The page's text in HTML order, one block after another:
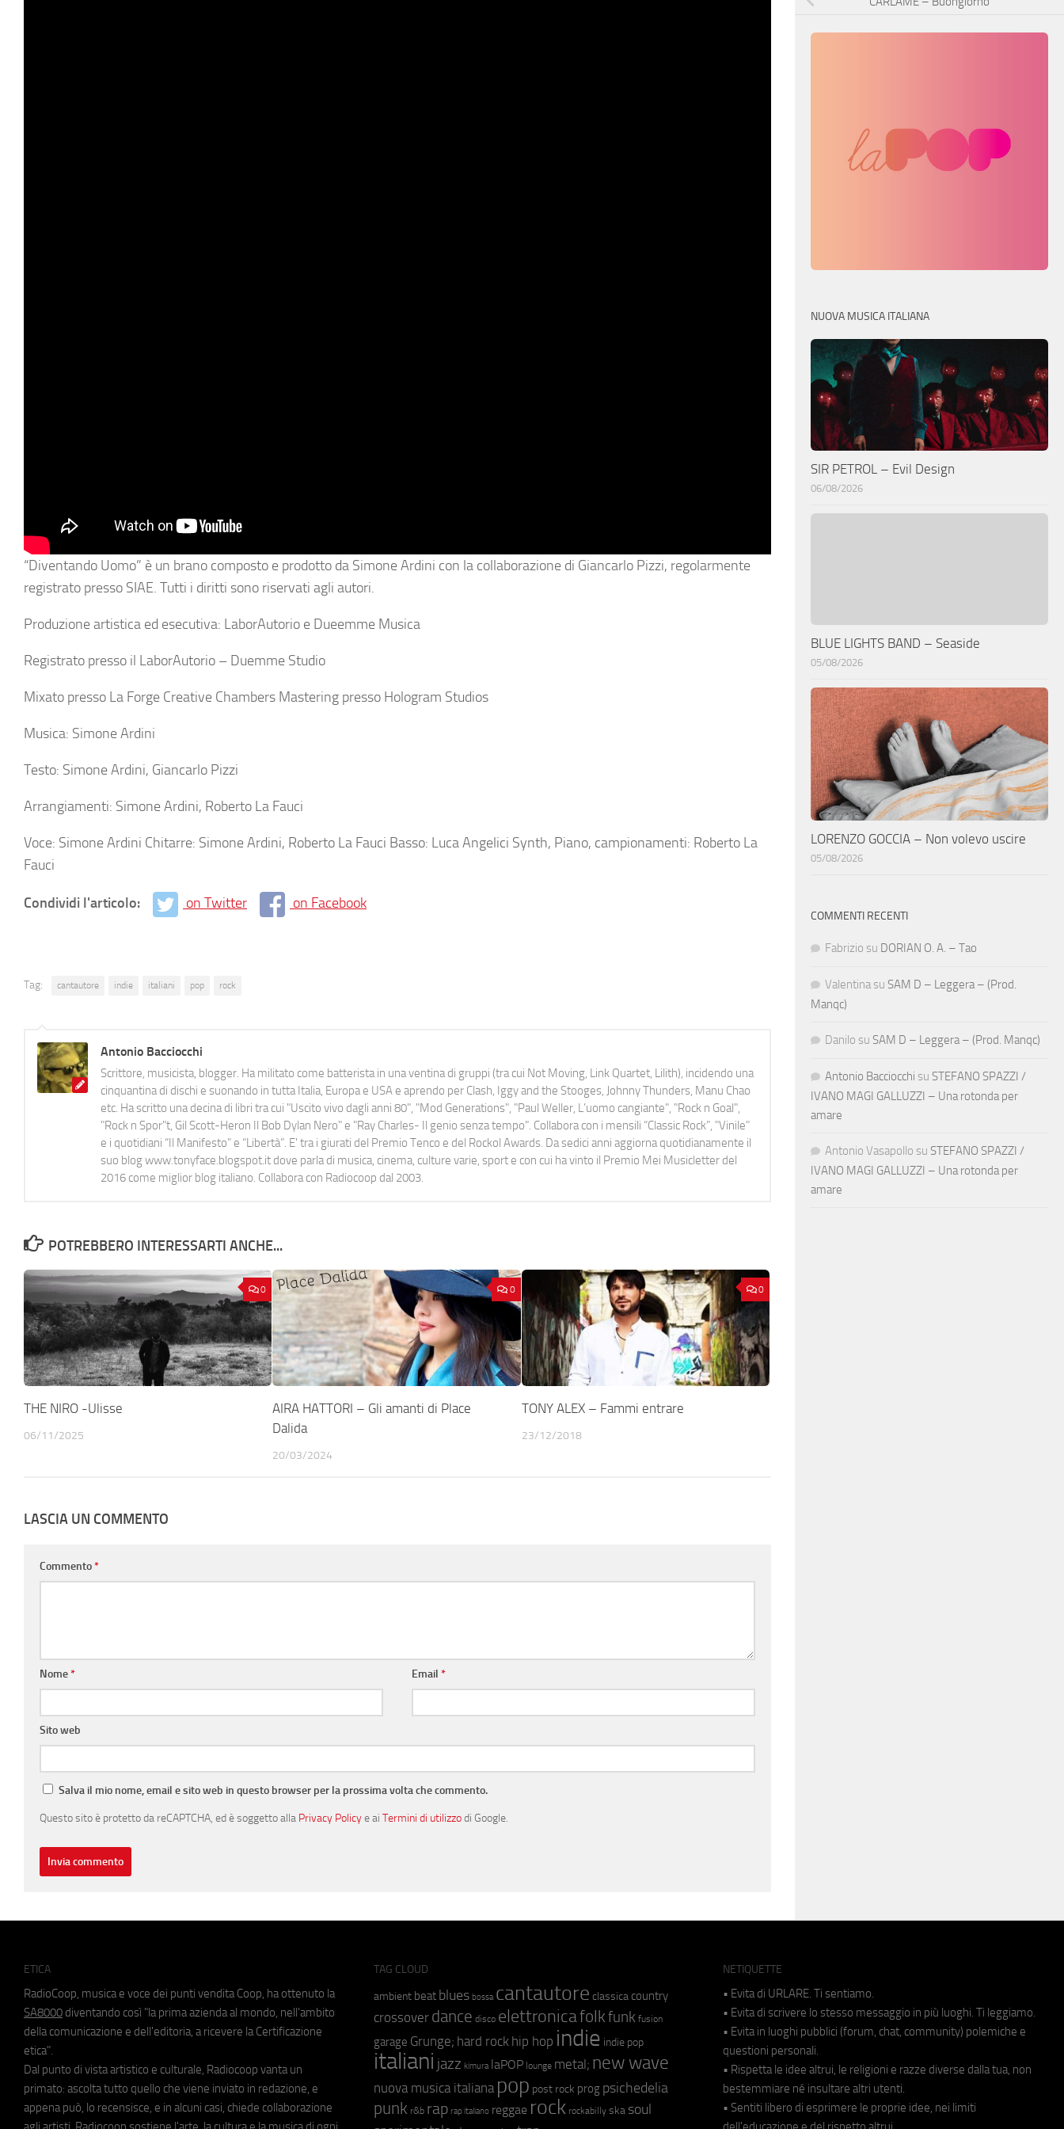
“Diventando Uomo” è un brano composto e prodotto da Simone Ardini con la collaborazione di Giancarlo Pizzi, regolarmente
registrato presso SIAE. Tutti i diritti sono riservati agli autori.
Produzione artistica ed esecutiva: LaborAutorio e Dueemme Musica
Registrato presso il LaborAutorio – Duemme Studio
Mixato presso La Forge Creative Chambers Mastering presso Hologram Studios
Musica: Simone Ardini
Testo: Simone Ardini, Giancarlo Pizzi
Arrangiamenti: Simone Ardini, Roberto La Fauci
Voce: Simone Ardini Chitarre: Simone Ardini, Roberto La Fauci Basso: Luca Angelici Synth, Piano, campionamenti: Roberto La
Fauci
Condividi l'articolo: on Twitter on Facebook
Tag: cantautore indie italiani pop rock
Antonio Bacciocchi
Scrittore, musicista, blogger. Ha militato come batterista in una ventina di gruppi (tra cui Not Moving, Link Quartet, Lilith), incidendo una
cinquantina di dischi e suonando in tutta Italia, Europa e USA e aprendo per Clash, Iggy and the Stooges, Johnny Thunders, Manu Chao
etc. Ha scritto una decina di libri tra cui "Uscito vivo dagli anni 80", "Mod Generations", "Paul Weller, L’uomo cangiante", "Rock n Goal",
"Rock n Spor"t, Gil Scott-Heron Il Bob Dylan Nero" e "Ray Charles- Il genio senza tempo". Collabora con i mensili “Classic Rock”, "Vinile"
e i quotidiani “Il Manifesto” e “Libertà”. E' tra i giurati del Premio Tenco e del Rockol Awards. Da sedici anni aggiorna quotidianamente il
suo blog www.tonyface.blogspot.it dove parla di musica, cinema, culture varie, sport e con cui ha vinto il Premio Mei Musicletter del
2016 come miglior blog italiano. Collabora con Radiocoop dal 2003.
POTREBBERO INTERESSARTI ANCHE...
0
THE NIRO -Ulisse
06/11/2025
0
AIRA HATTORI – Gli amanti di Place
Dalida
20/03/2024
0
TONY ALEX – Fammi entrare
23/12/2018
LASCIA UN COMMENTO
Commento*
Nome* Email*
Sito web
Salva il mio nome, email e sito web in questo browser per la prossima volta che commento.
Questo sito è protetto da reCAPTCHA, ed è soggetto alla Privacy Policye ai Termini di utilizzodi Google.
NUOVA MUSICA ITALIANA
SIR PETROL – Evil Design
06/08/2026
BLUE LIGHTS BAND – Seaside
05/08/2026
LORENZO GOCCIA – Non volevo uscire
05/08/2026
COMMENTI RECENTI
Fabrizio su DORIAN O. A. – Tao
Valentina su SAM D – Leggera – (Prod.
Manqc)
Danilo su SAM D – Leggera – (Prod. Manqc)
Antonio Bacciocchi su STEFANO SPAZZI /
IVANO MAGI GALLUZZI – Una rotonda per
amare
Antonio Vasapollo su STEFANO SPAZZI /
IVANO MAGI GALLUZZI – Una rotonda per
amare
ETICA
RadioCoop, musica e voce dei punti vendita Coop, ha ottenuto la
SA8000 diventando così "la prima azienda al mondo, nell'ambito
della comunicazione e dell'editoria, a ricevere la Certificazione
etica".
Dal punto di vista artistico e culturale, Radiocoop vanta un
primato: ascolta tutto quello che viene inviato in redazione, e
appena può, lo recensisce, e in alcuni casi, chiede collaborazione
TAG CLOUD
ambient beat blues bossa cantautore classica country
crossover dance disco elettronicafolkfunk fusion
garage Grunge; hard rock hip hop indie indie pop
italiani jazz kimura laPOP lounge metal; new wave
nuova musica italiana pop post rock prog psichedelia
punk r&b rap rap italiano reggae rock rockabilly ska soul
NETIQUETTE
• Evita di URLARE. Ti sentiamo.
• Evita di scrivere lo stesso messaggio in più luoghi. Ti leggiamo.
• Evita in luoghi pubblici (forum, chat, community) polemiche e
questioni personali.
• Rispetta le idee altrui, le religioni e razze diverse dalla tua, non
bestemmiare né insultare altri utenti.
• Sentiti libero di esprimere le proprie idee, nei limiti